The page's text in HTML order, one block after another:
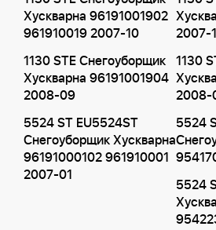
Хускварна 96191001902
961910019 2007-10
2007-
1130 STE Снегоуборщик
Хускварна 96191001904
2008-09
1130
2008-
5524 ST EU5524ST
Снегоуборщик Хускварна
96191000102 961910001
2007-01
5524
5524